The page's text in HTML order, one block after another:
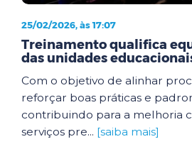
25/02/2026, às 17:07
Treinamento qualifica
das unidades
Com o objetivo de alinhar
reforçar boas práticas e
contribuindo para a melhoria
serviços pre... [saiba mais]